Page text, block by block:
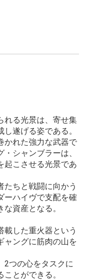
れる光景は、寄せ集
遂げる姿である。
かれた強力な武器で
シャンブラーは、
起こさせる光景であ
たちと戦闘に向かう
ーハイヴで支配を確
資産となる。
載した重火器という
ャングに筋肉の山を
2つの心をタスクに
とができる。